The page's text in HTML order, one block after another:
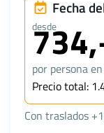
Fecha
desde
por persona
Precio total:
Con traslados